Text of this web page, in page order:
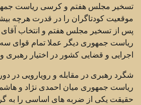
تسخیر مجلس هفتم و کرسی ریاست
موقعیت کودتاگران را در قدرت هرچه
پس از تسخیر مجلس هفتم و انتخاب آقای
ریاست جمهوری دیگر عملا تمام قوای سه
اجرایی و قضایی کشور در اختیار رهبری
شگرد رهبری در مقابله و رویارویی در
ریاست جمهوری میان احمدی نژاد و
حقیقت یکی از ضربه های اساسی را به